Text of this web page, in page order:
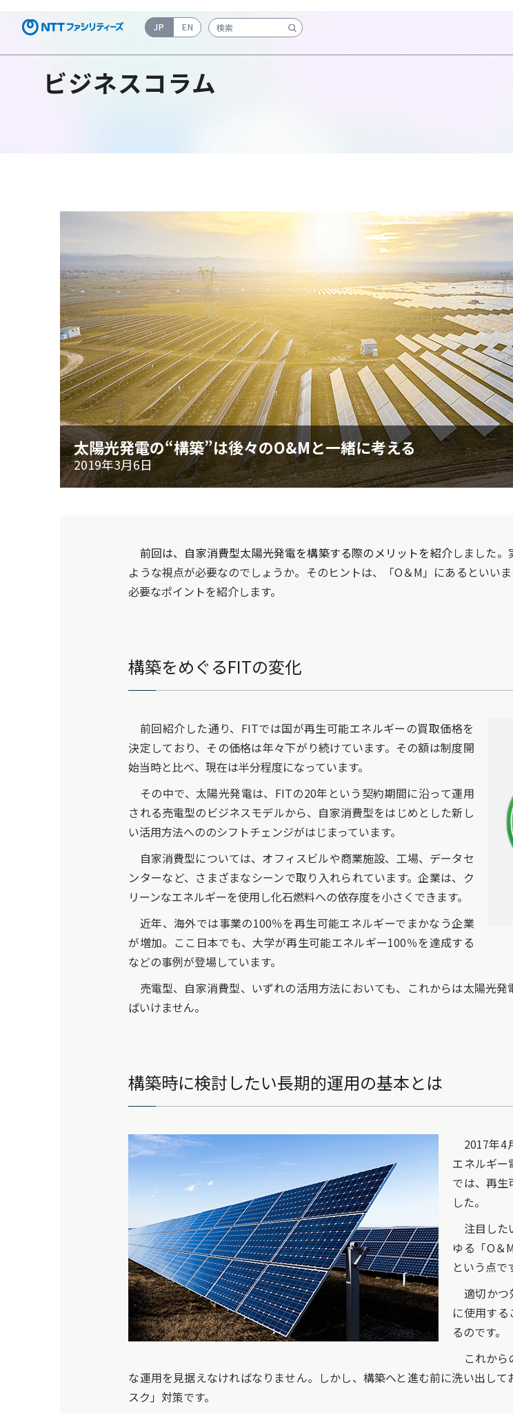
JP EN
検索キーワード入力
ビジネスコラム
太陽光発電の“構築”は後々のO&Mと一緒に考える
2019年3月6日
前回は、自家消費型太陽光発電を構築する際のメリットを紹介しました。
ような視点が必要なのでしょうか。そのヒントは、「O＆M」にあるといい
必要なポイントを紹介します。
構築をめぐるFITの変化
前回紹介した通り、FITでは国が再生可能エネルギーの買取価格を
決定しており、その価格は年々下がり続けています。その額は制度開
始当時と比べ、現在は半分程度になっています。
その中で、太陽光発電は、FITの20年という契約期間に沿って運用
される売電型のビジネスモデルから、自家消費型をはじめとした新し
い活用方法へののシフトチェンジがはじまっています。
自家消費型については、オフィスビルや商業施設、工場、データセ
ンターなど、さまざまなシーンで取り入れられています。企業は、ク
リーンなエネルギーを使用し化石燃料への依存度を小さくできます。
近年、海外では事業の100％を再生可能エネルギーでまかなう企業
が増加。ここ日本でも、大学が再生可能エネルギー100％を達成する
などの事例が登場しています。
売電型、自家消費型、いずれの活用方法においても、これからは太陽光
ばいけません。
構築時に検討したい長期的運用の基本とは
2017年4
エネルギー
では、再生
した。
注目した
ゆる「O＆
という点で
適切かつ
に使用す
るのです。
これから
な運用を見据えなければなりません。しかし、構築へと進む前に洗い出し
スク」対策です。